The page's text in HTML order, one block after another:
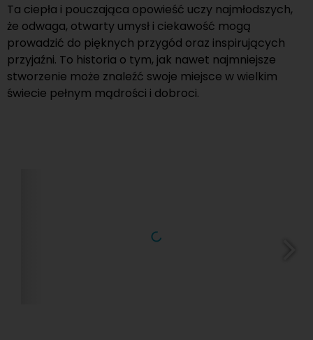
Ta ciepła i pouczająca opowieść uczy najmłodszych,
że odwaga, otwarty umysł i ciekawość mogą
prowadzić do pięknych przygód oraz inspirujących
przyjaźni. To historia o tym, jak nawet najmniejsze
stworzenie może znaleźć swoje miejsce w wielkim
świecie pełnym mądrości i dobroci.